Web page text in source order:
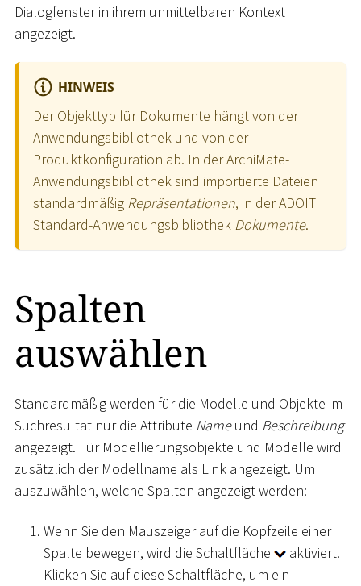
Dialogfenster in ihrem unmittelbaren Kontext
angezeigt.
HINWEIS
Der Objekttyp für Dokumente hängt von der
Anwendungsbibliothek und von der
Produktkonfiguration ab. In der ArchiMate-
Anwendungsbibliothek sind importierte Dateien
standardmäßig Repräsentationen, in der ADOIT
Standard-Anwendungsbibliothek Dokumente.
Spalten
auswählen
Standardmäßig werden für die Modelle und Objekte im
Suchresultat nur die Attribute Nameund Beschreibung
angezeigt. Für Modellierungsobjekte und Modelle wird
zusätzlich der Modellname als Link angezeigt. Um
auszuwählen, welche Spalten angezeigt werden:
Wenn Sie den Mauszeiger auf die Kopfzeile einer
Spalte bewegen, wird die Schaltfläche
aktiviert.
Klicken Sie auf diese Schaltfläche, um ein